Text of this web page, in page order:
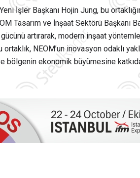
İşler Başkanı Hojin Jung, bu
Tasarım ve İnşaat Sektörü Başkanı
artırarak, modern inşaat
NEOM’un inovasyon odaklı
bölgenin ekonomik büyümesine